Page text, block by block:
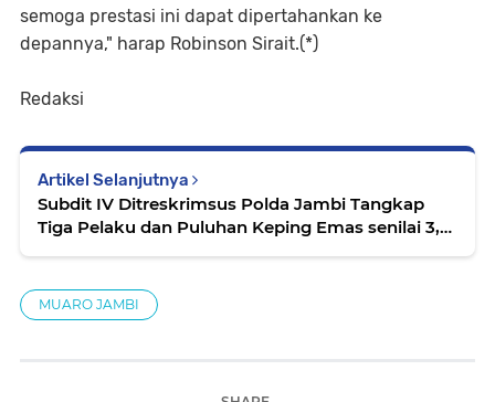
semoga prestasi ini dapat dipertahankan ke
depannya," harap Robinson Sirait.(*)
Redaksi
Artikel Selanjutnya
Subdit IV Ditreskrimsus Polda Jambi Tangkap
Tiga Pelaku dan Puluhan Keping Emas senilai 3,2
MUARO JAMBI